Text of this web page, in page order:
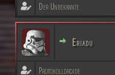
Der Unbekannte
Eriadu
Protokolldroide